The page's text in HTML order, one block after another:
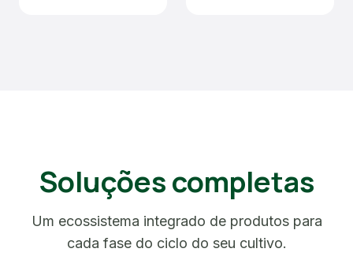
Soluções completas
Um ecossistema integrado de produtos para
cada fase do ciclo do seu cultivo.